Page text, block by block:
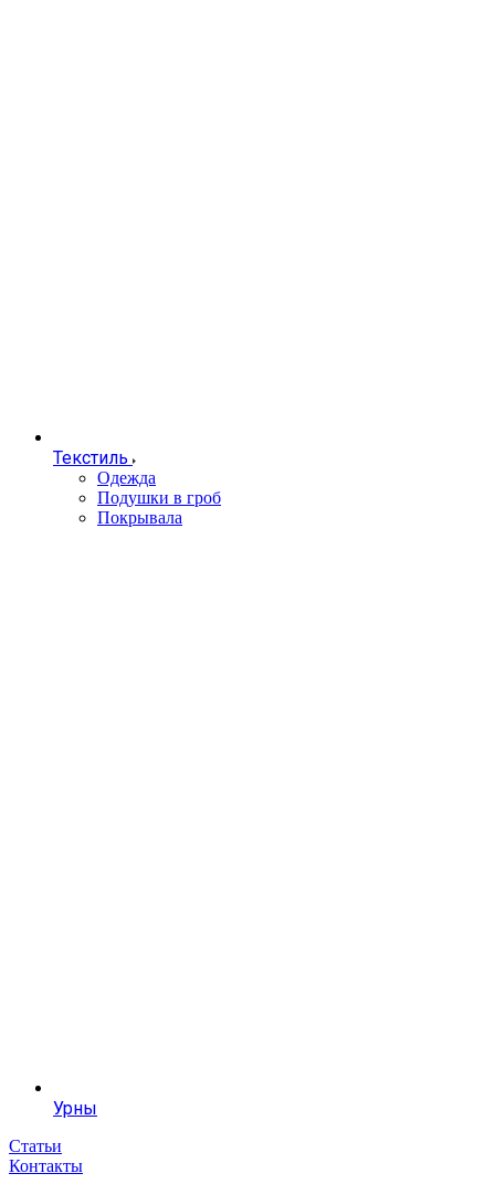
Текстиль
Одежда
Подушки в гроб
Покрывала
Урны
Статьи
Контакты